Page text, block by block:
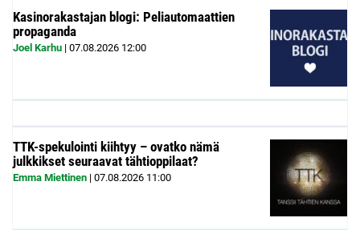
Kasinorakastajan blogi: Peliautomaattien
propaganda
Joel Karhu | 07.08.2026 12:00
TTK-spekulointi kiihtyy – ovatko nämä
julkkikset seuraavat tähtioppilaat?
Emma Miettinen | 07.08.2026 11:00